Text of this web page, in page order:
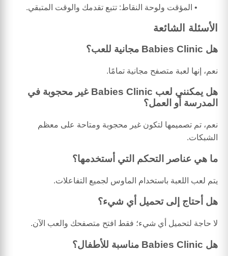
المؤقت ولوحة النقاط: تتبع تقدمك والوقت المتبقي.
الأسئلة الشائعة
هل Babies Clinic مجانية للعب؟
نعم، إنها لعبة متصفح مجانية تمامًا.
هل يمكنني لعب Babies Clinic غير محجوبة في
المدرسة أو العمل؟
نعم، تم تصميمها لتكون غير محجوبة ومتاحة على معظم
الشبكات.
ما هي عناصر التحكم التي أستخدمها؟
يتم لعب اللعبة باستخدام الماوس لجميع التفاعلات.
هل أحتاج إلى تحميل أي شيء؟
لا حاجة لتحميل أي شيء؛ فقط افتح متصفحك والعب الآن.
هل Babies Clinic مناسبة للأطفال؟